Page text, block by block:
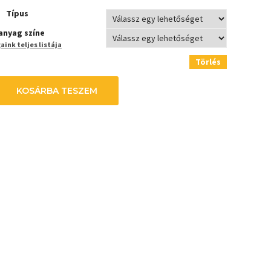
Típus
színe
teljes listája
Törlés
KOSÁRBA TESZEM